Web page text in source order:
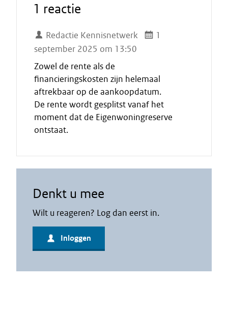
1 reactie
Redactie Kennisnetwerk
1
september 2025 om 13:50
Zowel de rente als de
financieringskosten zijn helemaal
aftrekbaar op de aankoopdatum.
De rente wordt gesplitst vanaf het
moment dat de Eigenwoningreserve
ontstaat.
Denkt u mee
Wilt u reageren? Log dan eerst in.
Inloggen